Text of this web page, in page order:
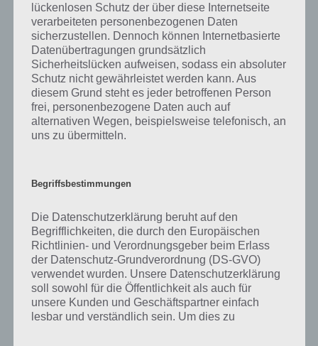
Was ist 94%? In der App 94% musst du auf Basis eines Bildes oder
einer Aussage die Antworten herausfinden, die von anderen Spielern
am häufigsten genannt worden sind. Nur so kannst du das nächste
Level freischalten. Zusammenaddiert ergeben alle Antworten 94
Prozent, wovon die App ihren Namen hat. Entsprechend ist 94
Prozent ein Wort und Rätsel-Spiel. Bereits über 10 Millionen mal
wurde die App mittlerweile heruntergeladen und gehört mit zu den
erfolgreichsten Spiele Apps in diesem Genre im Google Play Store
und iTunes App Store.
Tweet auf Twitter
Mehr Artikel hier auf Touchportal
lückenlosen Schutz der über diese Internetseite
verarbeiteten personenbezogenen Daten
sicherzustellen. Dennoch können Internetbasierte
Datenübertragungen grundsätzlich
Sicherheitslücken aufweisen, sodass ein absoluter
Schutz nicht gewährleistet werden kann. Aus
diesem Grund steht es jeder betroffenen Person
frei, personenbezogene Daten auch auf
alternativen Wegen, beispielsweise telefonisch, an
uns zu übermitteln.
Begriffsbestimmungen
Die Datenschutzerklärung beruht auf den
Begrifflichkeiten, die durch den Europäischen
Richtlinien- und Verordnungsgeber beim Erlass
der Datenschutz-Grundverordnung (DS-GVO)
verwendet wurden. Unsere Datenschutzerklärung
soll sowohl für die Öffentlichkeit als auch für
unsere Kunden und Geschäftspartner einfach
lesbar und verständlich sein. Um dies zu